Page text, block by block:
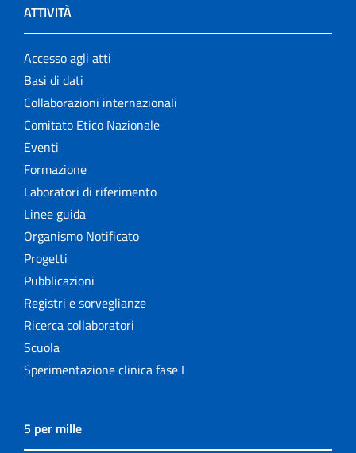
ATTIVITÀ
Accesso agli atti
Basi di dati
Collaborazioni internazionali
Comitato Etico Nazionale
Eventi
Formazione
Laboratori di riferimento
Linee guida
Organismo Notificato
Progetti
Pubblicazioni
Registri e sorveglianze
Ricerca collaboratori
Scuola
Sperimentazione clinica fase I
5 per mille